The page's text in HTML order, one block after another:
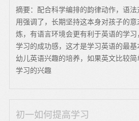
摘要：配合科学编排的韵律动作，语
用强调了，长期坚持这本身对孩子的
炼，有语言环境会更有利于英语的学
学习的成功感，这才是学习英语的最
幼儿英语兴趣的培养，如果英文比较
学习的兴趣
初一如何提高学习